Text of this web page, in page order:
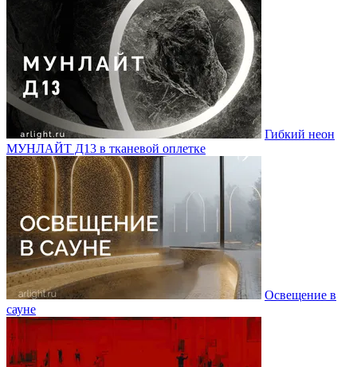
Гибкий неон
МУНЛАЙТ Д13 в тканевой оплетке
Освещение в
сауне